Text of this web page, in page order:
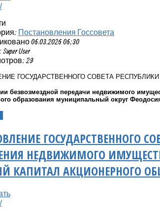
Постановления Госсовета
06.03.2026 06:30
User
29
ГОСУДАРСТВЕННОГО СОВЕТА
безвозмездной передачи недвижимого
образования муниципальный округ
ГОСУДАРСТВЕННОГО
НЕДВИЖИМОГО
КАПИТАЛ АКЦИОНЕРНОГО